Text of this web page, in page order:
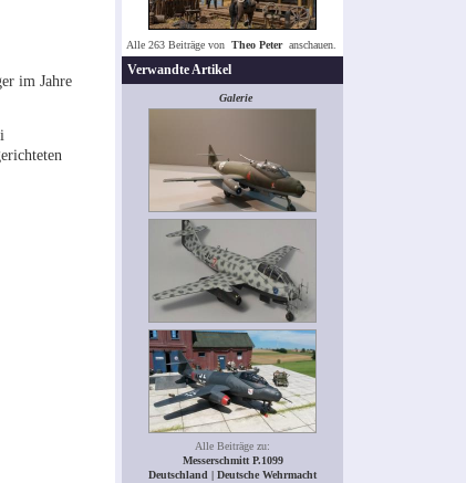
im Jahre
Alle 263 Beiträge von Theo Peter anschauen.
Verwandte Artikel
Galerie
Alle Beiträge zu:
Messerschmitt P.1099
Deutschland | Deutsche Wehrmacht